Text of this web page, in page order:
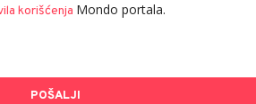
korišćenja Mondo portala.
POŠALJI